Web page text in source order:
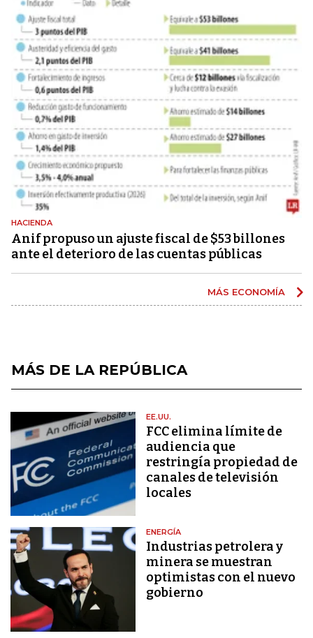
HACIENDA
Anif propuso un ajuste fiscal de $53 billones
ante el deterioro de las cuentas públicas
MÁS ECONOMÍA
MÁS DE LA REPÚBLICA
EE.UU.
FCC elimina límite de
audiencia que
restringía propiedad de
canales de televisión
locales
ENERGÍA
Industrias petrolera y
minera se muestran
optimistas con el nuevo
gobierno